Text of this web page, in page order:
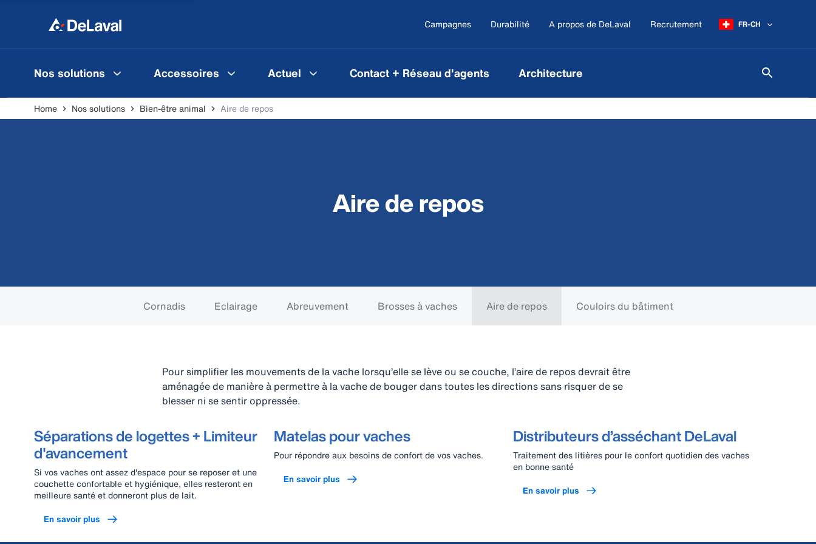
Campagnes Durabilité A propos de DeLaval Recrutement FR-CH
Nos solutions Accessoires Actuel Contact + Réseau d'agents Architecture
Home Nos solutions Bien-être animal Aire de repos
Aire de repos
Cornadis Eclairage Abreuvement Brosses à vaches Aire de repos Couloirs du bâtiment
Pour simplifier les mouvements de la vache lorsqu’elle se lève ou se couche, l’aire de repos devrait être
aménagée de manière à permettre à la vache de bouger dans toutes les directions sans risquer de se
blesser ni se sentir oppressée.
Séparations de logettes + Limiteur
d'avancement
Si vos vaches ont assez d'espace pour se reposer et une
couchette confortable et hygiénique, elles resteront en
meilleure santé et donneront plus de lait.
En savoir plus
Matelas pour vaches
Pour répondre aux besoins de confort de vos vaches.
En savoir plus
Distributeurs d’asséchant DeLaval
Traitement des litières pour le confort quotidien des vaches
en bonne santé
En savoir plus